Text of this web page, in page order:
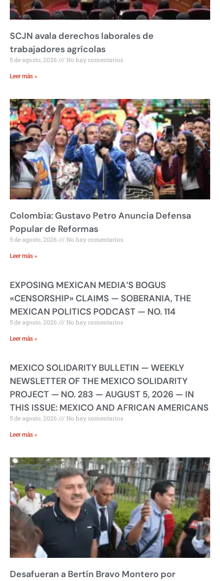
SCJN avala derechos laborales de
trabajadores agrícolas
5 de agosto, 2026 No hay comentarios
Leer más »
Colombia: Gustavo Petro Anuncia Defensa
Popular de Reformas
5 de agosto, 2026 No hay comentarios
Leer más »
EXPOSING MEXICAN MEDIA’S BOGUS
«CENSORSHIP» CLAIMS — SOBERANIA, THE
MEXICAN POLITICS PODCAST — NO. 114
5 de agosto, 2026 No hay comentarios
Leer más »
MEXICO SOLIDARITY BULLETIN — WEEKLY
NEWSLETTER OF THE MEXICO SOLIDARITY
PROJECT — NO. 283 — AUGUST 5, 2026 — IN
THIS ISSUE: MEXICO AND AFRICAN AMERICANS
5 de agosto, 2026 No hay comentarios
Leer más »
Desafueran a Bertín Bravo Montero por